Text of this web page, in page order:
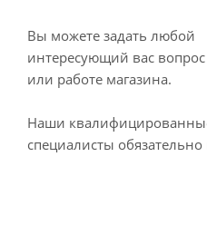
Вы можете задать любой
интересующий вас
или работе магазина.
Наши
специалисты обязательно